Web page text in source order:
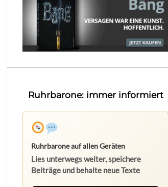
Ruhrbarone: immer informiert
Ruhrbarone auf allen Geräten
Lies unterwegs weiter, speichere
Beiträge und behalte neue Texte